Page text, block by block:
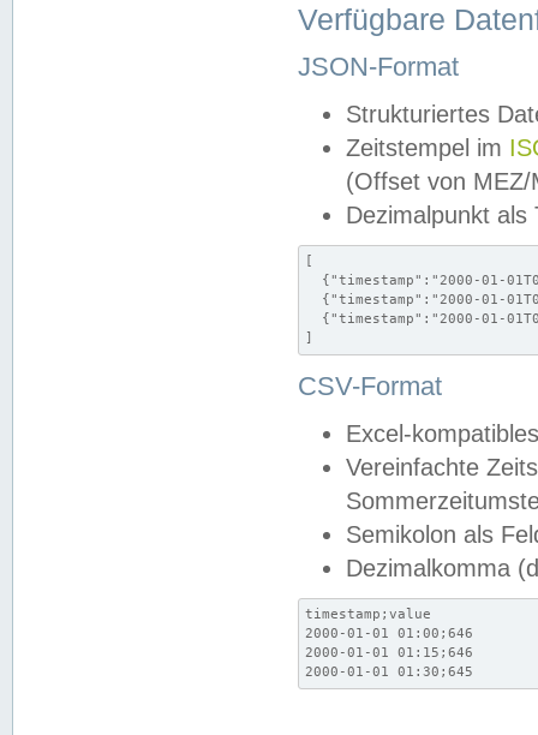
Verfügbare
JSON-Format
Strukturiertes
Zeitstempel im
(Offset von MEZ/
Dezimalpunkt als
[
{"timestamp":"2000-01-
{"timestamp":"2000-01-
{"timestamp":"2000-01-
]
CSV-Format
Excel-
Vereinfachte
Semikolon als
Dezimalkomma
timestamp;value
2000-01-01 01:00;646
2000-01-01 01:15;646
2000-01-01 01:30;645